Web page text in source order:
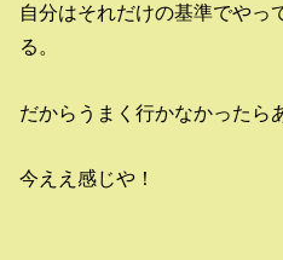
自分はそれだけの基準でやっ
る。
だからうまく行かなかったら
今ええ感じや！